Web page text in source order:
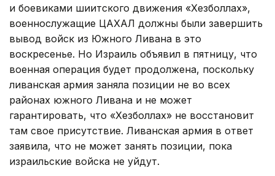
и боевиками шиитского движения «Хезболлах»,
военнослужащие ЦАХАЛ должны были завершить
вывод войск из Южного Ливана в это
воскресенье. Но Израиль объявил в пятницу, что
военная операция будет продолжена, поскольку
ливанская армия заняла позиции не во всех
районах южного Ливана и не может
гарантировать, что «Хезболлах» не восстановит
там свое присутствие. Ливанская армия в ответ
заявила, что не может занять позиции, пока
израильские войска не уйдут.